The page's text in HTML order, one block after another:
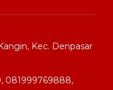
Kec. Denpasar
081999769888,